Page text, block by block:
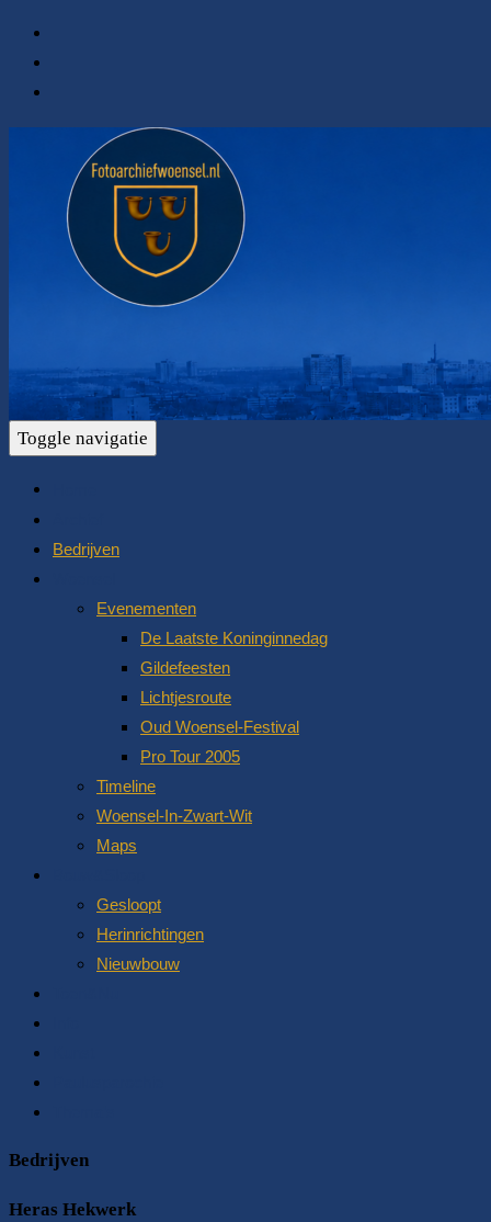
Toggle navigatie
Bedrijven
Evenementen
De Laatste Koninginnedag
Gildefeesten
Lichtjesroute
Oud Woensel-Festival
Pro Tour 2005
Timeline
Woensel-In-Zwart-Wit
Maps
Gesloopt
Herinrichtingen
Nieuwbouw
Bedrijven
Heras Hekwerk